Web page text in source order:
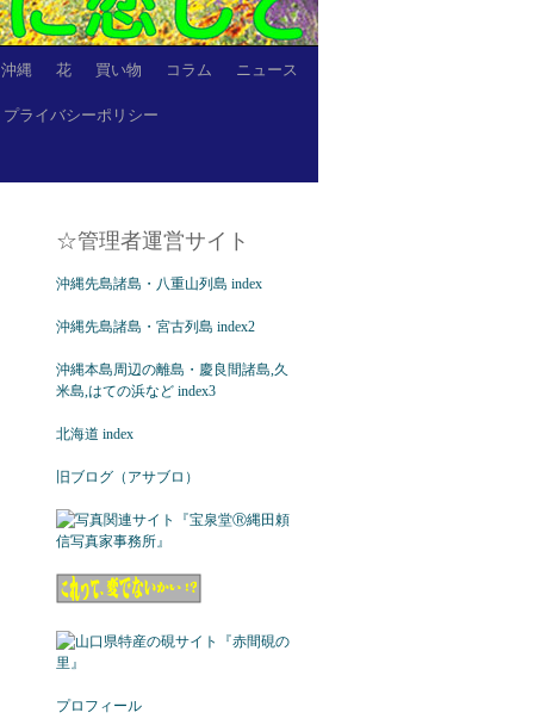
沖縄 花 買い物 コラム
ニュース
プライバシーポリシー
☆管理者運営サイト
沖縄先島諸島・八重山列島 index
沖縄先島諸島・宮古列島 index2
沖縄本島周辺の離島・慶良間諸島,久
米島,はての浜など index3
北海道 index
旧ブログ（アサブロ）
プロフィール